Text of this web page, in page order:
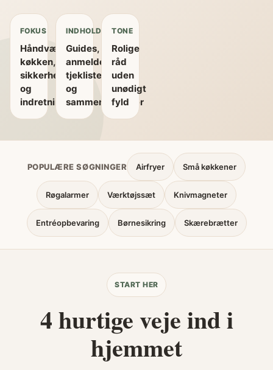
FOKUS
Håndværk,
køkken,
sikkerhed
og
indretning
INDHOLD
Guides,
anmeldelser,
tjeklister
og
sammenligninger
TONE
Rolige
råd
uden
unødigt
fyld
POPULÆRE SØGNINGER Airfryer Små køkkener
Røgalarmer Værktøjssæt Knivmagneter
Entréopbevaring Børnesikring Skærebrætter
START HER
4 hurtige veje ind i
hjemmet